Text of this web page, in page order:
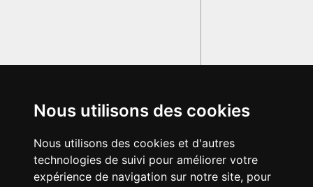
Nous utilisons des cookies
Nous utilisons des cookies et d'autres
technologies de suivi pour améliorer votre
expérience de navigation sur notre site, pour